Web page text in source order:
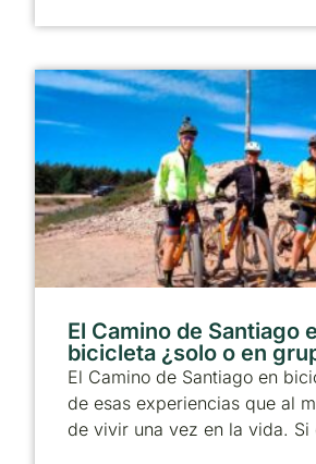
El Camino de Santiago
bicicleta ¿solo o en
El Camino de Santiago en
de esas experiencias que al
de vivir una vez en la vida. Si